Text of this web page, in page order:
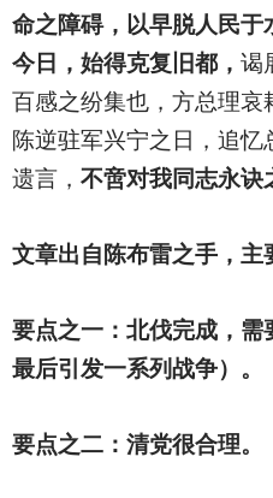
命之障碍，以早脱人民
今日，始得克复旧都， 谒
百感之纷集也，方总理哀
陈逆驻军兴宁之日，追忆
遗言， 不啻对我同志永
文章出自陈布雷之手，主
要点之一：北伐完成，需
最后引发一系列战争）。
要点之二：清党很合理。